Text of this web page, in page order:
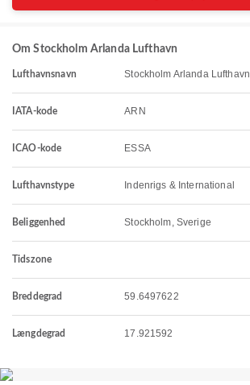
Om Stockholm Arlanda Lufthavn
Lufthavnsnavn Stockholm Arlanda Lufthavn
IATA-kode ARN
ICAO-kode ESSA
Lufthavnstype Indenrigs & International
Beliggenhed Stockholm, Sverige
Tidszone
Breddegrad 59.6497622
Længdegrad 17.921592